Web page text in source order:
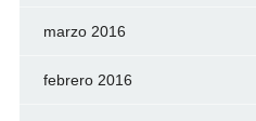
marzo 2016
febrero 2016